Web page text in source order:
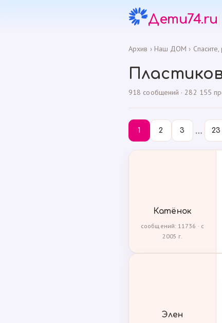
Дети74.ru
Архив › Наш ДОМ ›
918 сообщений · 282 155
1 2 3 … 23
Катёнок
сообщений: 11736 · с
2005 г.
Элен